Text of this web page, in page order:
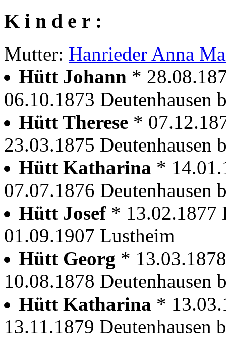
K i n d e r :
Mutter: Hanrieder Anna
Hütt Johann *
06.10.1873 Deutenhausen
Hütt Therese *
23.03.1875 Deutenhausen
Hütt Katharina *
07.07.1876 Deutenhausen
Hütt Josef * 13.02.1877
01.09.1907 Lustheim
Hütt Georg *
10.08.1878 Deutenhausen
Hütt Katharina *
13.11.1879 Deutenhausen